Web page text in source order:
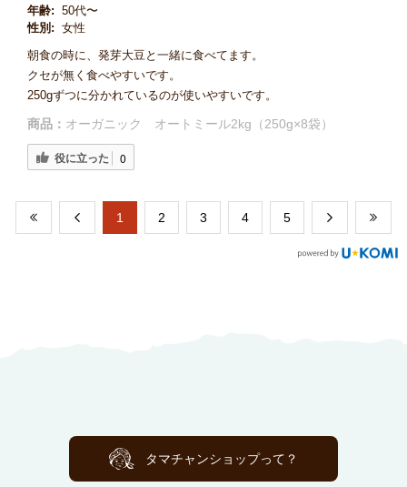
年齢: 50代〜
性別: 女性
朝食の時に、発芽大豆と一緒に食べてます。
クセが無く食べやすいです。
250gずつに分かれているのが使いやすいです。
商品： オーガニック オートミール2kg（250g×8袋）
役に立った 0
​1 ​2 ​3 ​4 ​5
タマチャンショップって？